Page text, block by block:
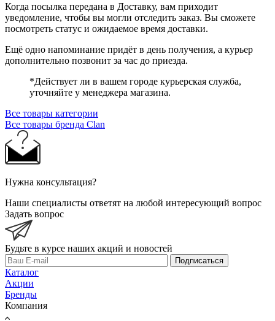
Когда посылка передана в Доставку, вам приходит
уведомление, чтобы вы могли отследить заказ. Вы сможете
посмотреть статус и ожидаемое время доставки.
Ещё одно напоминание придёт в день получения, а курьер
дополнительно позвонит за час до приезда.
*Действует ли в вашем городе курьерская служба,
уточняйте у менеджера магазина.
Все товары категории
Все товары бренда Clan
Нужна консультация?
Наши специалисты ответят на любой интересующий вопрос
Задать вопрос
Будьте в курсе наших акций и новостей
Подписаться
Каталог
Акции
Бренды
Компания